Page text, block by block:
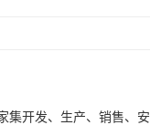
集开发、生产、销售、安